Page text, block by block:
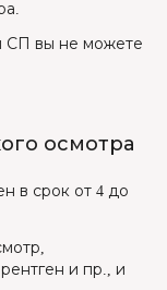
СП вы не можете
осмотра
в срок от 4 до
и пр., и